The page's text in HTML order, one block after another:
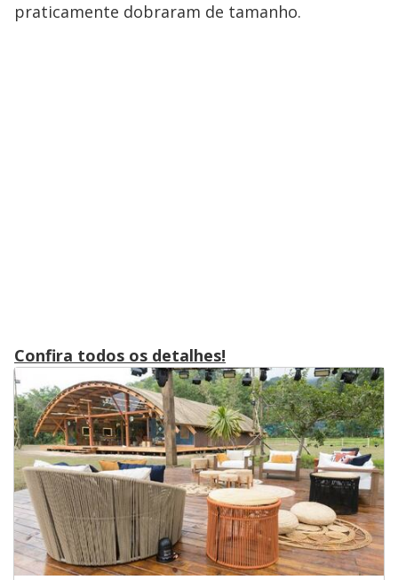
praticamente dobraram de tamanho.
Confira todos os detalhes!